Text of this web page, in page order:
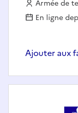
Employeur :
Armée de
En ligne
Ajouter aux